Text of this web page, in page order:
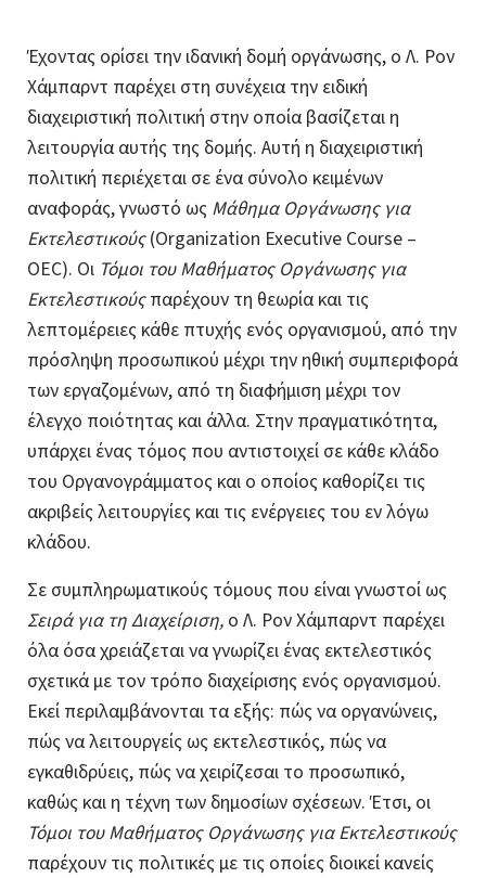
Έχοντας ορίσει την ιδανική δομή οργάνωσης, ο Λ. Ρον
Χάμπαρντ παρέχει στη συνέχεια την ειδική
διαχειριστική πολιτική στην οποία βασίζεται η
λειτουργία αυτής της δομής. Αυτή η διαχειριστική
πολιτική περιέχεται σε ένα σύνολο κειμένων
αναφοράς, γνωστό ως Μάθημα Οργάνωσης για
Εκτελεστικούς(Organization Executive Course –
OEC). Οι Τόμοι του Μαθήματος Οργάνωσης για
Εκτελεστικούςπαρέχουν τη θεωρία και τις
λεπτομέρειες κάθε πτυχής ενός οργανισμού, από την
πρόσληψη προσωπικού μέχρι την ηθική συμπεριφορά
των εργαζομένων, από τη διαφήμιση μέχρι τον
έλεγχο ποιότητας και άλλα. Στην πραγματικότητα,
υπάρχει ένας τόμος που αντιστοιχεί σε κάθε κλάδο
του Οργανογράμματος και ο οποίος καθορίζει τις
ακριβείς λειτουργίες και τις ενέργειες του εν λόγω
κλάδου.
Σε συμπληρωματικούς τόμους που είναι γνωστοί ως
Σειρά για τη Διαχείριση, ο Λ. Ρον Χάμπαρντ παρέχει
όλα όσα χρειάζεται να γνωρίζει ένας εκτελεστικός
σχετικά με τον τρόπο διαχείρισης ενός οργανισμού.
Εκεί περιλαμβάνονται τα εξής: πώς να οργανώνεις,
πώς να λειτουργείς ως εκτελεστικός, πώς να
εγκαθιδρύεις, πώς να χειρίζεσαι το προσωπικό,
καθώς και η τέχνη των δημοσίων σχέσεων. Έτσι, οι
Τόμοι του Μαθήματος Οργάνωσης για Εκτελεστικούς
παρέχουν τις πολιτικές με τις οποίες διοικεί κανείς